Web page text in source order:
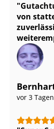
von
vor 3 Tagen